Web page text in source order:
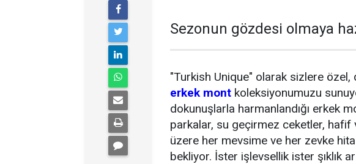
Sezonun gözdesi olmaya
"Turkish Unique" olarak sizlere özel,
erkek mont koleksiyonumuzu
dokunuşlarla harmanlandığı erkek
parkalar, su geçirmez ceketler,
üzere her mevsime ve her zevke
bekliyor. İster işlevsellik ister şıklık